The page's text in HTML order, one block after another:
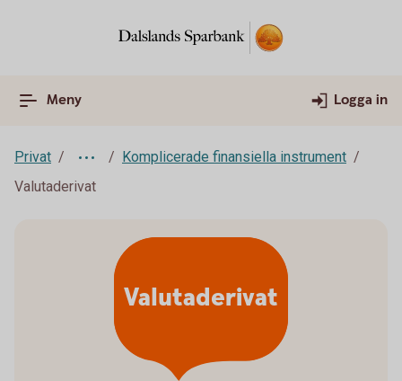
Meny Logga in
Privat
Komplicerade finansiella instrument
Valutaderivat
Valutaderivat